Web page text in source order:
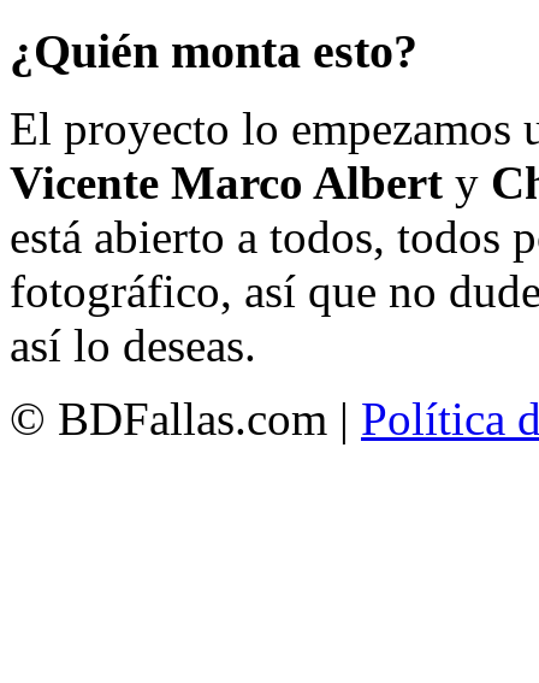
¿Quién monta esto?
El proyecto lo empezamos
Vicente Marco Albert y
está abierto a todos, todos
fotográfico, así que no
así lo deseas.
© BDFallas.com | Política